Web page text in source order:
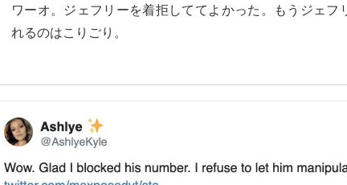
ワーオ。ジェフリーを着拒しててよかった。もうジェフ
れるのはこりごり。